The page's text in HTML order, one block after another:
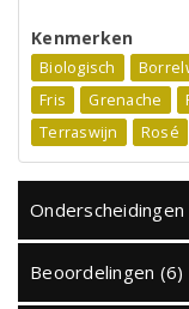
Kenmerken
Biologisch
Fris
Grenache
Terraswijn
Rosé
Onderscheidingen
Beoordelingen (6)